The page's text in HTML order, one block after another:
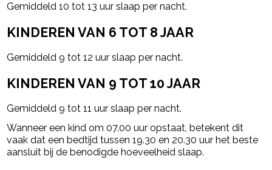
Gemiddeld 10 tot 13 uur slaap per nacht.
KINDEREN VAN 6 TOT 8 JAAR
Gemiddeld 9 tot 12 uur slaap per nacht.
KINDEREN VAN 9 TOT 10 JAAR
Gemiddeld 9 tot 11 uur slaap per nacht.
Wanneer een kind om 07.00 uur opstaat, betekent dit
vaak dat een bedtijd tussen 19.30 en 20.30 uur het beste
aansluit bij de benodigde hoeveelheid slaap.